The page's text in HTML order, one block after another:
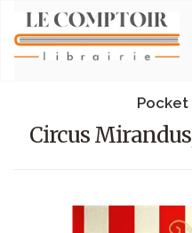
Pocket
Circus